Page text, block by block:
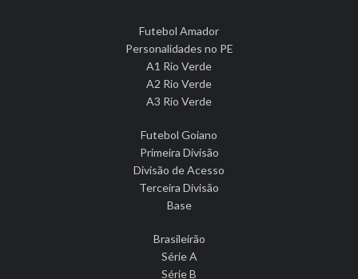
Futebol Amador
Personalidades no PE
A1 Rio Verde
A2 Rio Verde
A3 Rio Verde
Futebol Goiano
Primeira Divisão
Divisão de Acesso
Terceira Divisão
Base
Brasileirão
Série A
Série B